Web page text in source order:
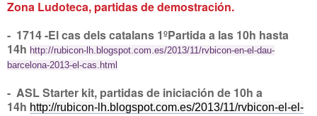
Zona Ludoteca, partidas de demostración.
- 1714 -El cas dels catalans 1ºPartida a las 10h hasta
14h http://rubicon-lh.blogspot.com.es/2013/11/rvbicon-en-el-dau-
barcelona-2013-el-cas.html
- ASL Starter kit, partidas de iniciación de 10h a
14h http://rubicon-lh.blogspot.com.es/2013/11/rvbicon-el-el-